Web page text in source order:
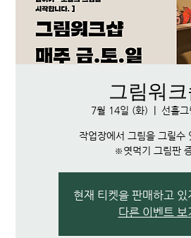
그림워
7월 14일 (화) 선흘
작업장에서 그림을 그릴수
※엿먹기 그림판
현재 티켓을 판매하고 있
다른 이벤트 보